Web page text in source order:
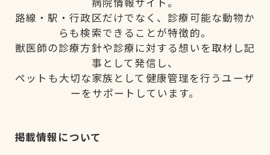
路線・駅・行政区だけでなく、診療可能な動物か
らも検索できることが特徴的。
獣医師の診療方針や診療に対する想いを取材し記
事として発信し、
ペットも大切な家族として健康管理を行うユーザ
ーをサポートしています。
掲載情報について